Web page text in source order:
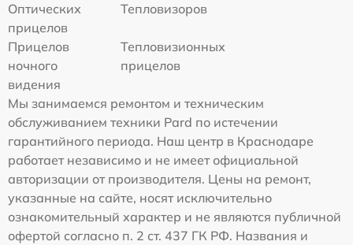
Оптических
прицелов
Тепловизоров
Прицелов
ночного
видения
Тепловизионных
прицелов
Мы занимаемся ремонтом и техническим
обслуживанием техники Pard по истечении
гарантийного периода. Наш центр в Краснодаре
работает независимо и не имеет официальной
авторизации от производителя. Цены на ремонт,
указанные на сайте, носят исключительно
ознакомительный характер и не являются публичной
офертой согласно п. 2 ст. 437 ГК РФ. Названия и